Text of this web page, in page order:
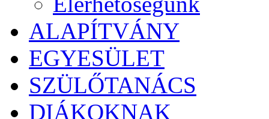
ALAPÍTVÁNY
EGYESÜLET
SZÜLŐTANÁCS
DIÁKOKNAK